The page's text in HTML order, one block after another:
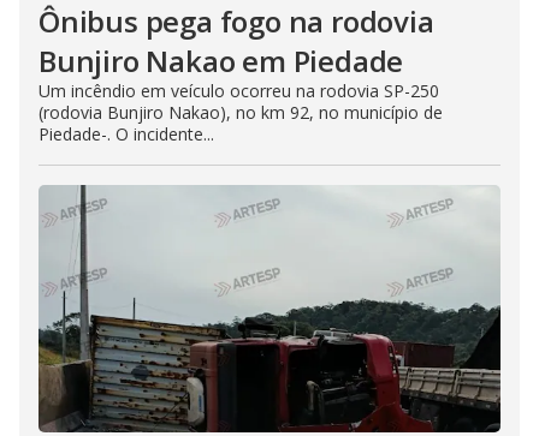
Ônibus pega fogo na rodovia
Bunjiro Nakao em Piedade
Um incêndio em veículo ocorreu na rodovia SP-250
(rodovia Bunjiro Nakao), no km 92, no município de
Piedade-. O incidente...